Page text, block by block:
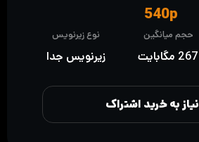
نیاز به خرید اشتراک
حجم میانگین
267 مگابایت
نوع زیرنویس
زیرنویس جدا
540p